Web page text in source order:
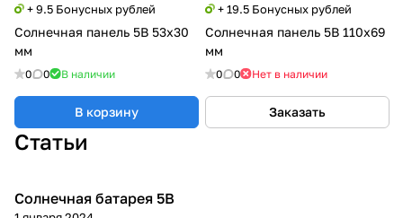
+ 9.5 Бонусных рублей
Солнечная панель 5В 53x30
мм
0 0 В наличии
В корзину
+ 19.5 Бонусных рублей
Солнечная панель 5В 110x69
мм
0 0 Нет в наличии
Заказать
Статьи
Модули
Солнечная батарея 5В